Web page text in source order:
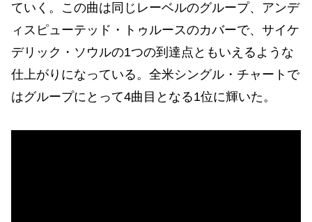
ていく。この曲は同じレーベルのグループ、アンデ
ィスピューテッド・トゥルースのカバーで、サイケ
デリック・ソウルの1つの到達点ともいえるような
仕上がりになっている。全米シングル・チャートで
はグループにとって4曲目となる1位に輝いた。